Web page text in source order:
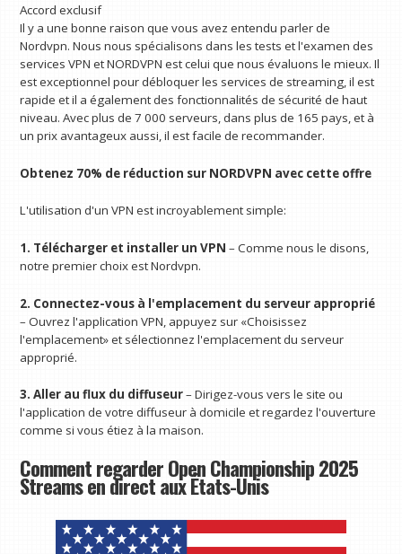
Accord exclusif
Il y a une bonne raison que vous avez entendu parler de
Nordvpn. Nous nous spécialisons dans les tests et l'examen des
services VPN et NORDVPN est celui que nous évaluons le mieux. Il
est exceptionnel pour débloquer les services de streaming, il est
rapide et il a également des fonctionnalités de sécurité de haut
niveau. Avec plus de 7 000 serveurs, dans plus de 165 pays, et à
un prix avantageux aussi, il est facile de recommander.
Obtenez 70% de réduction sur NORDVPN avec cette offre
L'utilisation d'un VPN est incroyablement simple:
1. Télécharger et installer un VPN – Comme nous le disons,
notre premier choix est Nordvpn.
2. Connectez-vous à l'emplacement du serveur approprié
– Ouvrez l'application VPN, appuyez sur «Choisissez
l'emplacement» et sélectionnez l'emplacement du serveur
approprié.
3. Aller au flux du diffuseur– Dirigez-vous vers le site ou
l'application de votre diffuseur à domicile et regardez l'ouverture
comme si vous étiez à la maison.
Comment regarder Open Championship 2025
Streams en direct aux États-Unis